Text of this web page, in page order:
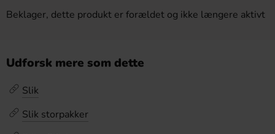
Beklager, dette produkt er forældet og ikke længere aktivt
Udforsk mere som dette
Slik
Slik storpakker